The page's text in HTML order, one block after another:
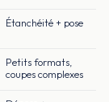
Étanchéité + pose
Petits formats,
coupes complexes